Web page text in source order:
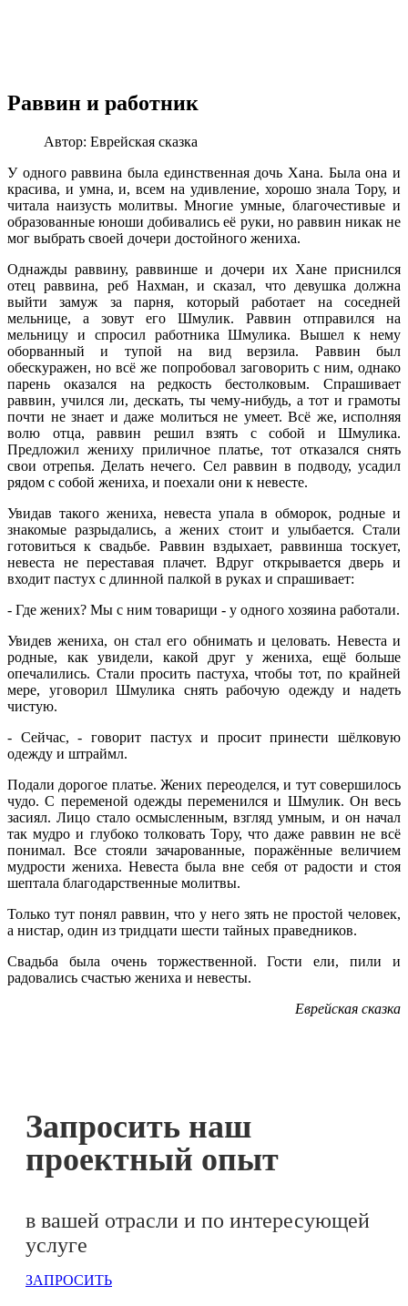
Раввин и работник
Автор: Еврейская сказка
У одного раввина была единственная дочь Хана. Была она и
красива, и умна, и, всем на удивление, хорошо знала Тору, и
читала наизусть молитвы. Многие умные, благочестивые и
образованные юноши добивались её руки, но раввин никак не
мог выбрать своей дочери достойного жениха.
Однажды раввину, раввинше и дочери их Хане приснился
отец раввина, реб Нахман, и сказал, что девушка должна
выйти замуж за парня, который работает на соседней
мельнице, а зовут его Шмулик. Раввин отправился на
мельницу и спросил paботника Шмулика. Вышел к нему
оборванный и тупой на вид верзила. Раввин был
обескуражен, но всё же попробовал заговорить с ним, однако
парень оказался на редкость бестолковым. Спрашивает
раввин, учился ли, дескать, ты чему-нибудь, а тот и грамоты
почти не знает и даже молиться не умеет. Всё же, исполняя
волю отца, раввин решил взять с собой и Шмулика.
Предложил жениху приличное платье, тот отказался снять
свои отрепья. Делать нечего. Сел раввин в подводу, усадил
рядом с собой жениха, и поехали они к невесте.
Увидав такого жениха, невеста упала в обморок, родные и
знакомые разрыдались, а жених стоит и улыбается. Стали
готовиться к свадьбе. Раввин вздыхает, раввинша тоскует,
невеста не переставая плачет. Вдруг открывается дверь и
входит пастух с длинной палкой в руках и спрашивает:
- Где жених? Мы с ним товарищи - у одного хозяина работали.
Увидев жениха, он стал его обнимать и целовать. Невеста и
рoдные, как увидели, какой друг у жениха, ещё больше
опечалились. Стали просить пастуха, чтобы тот, по крайней
мере, уговорил Шмулика снять рабочую одежду и надеть
чистую.
- Сейчас, - говорит пастух и просит принести шёлковую
одежду и штраймл.
Подали дорогое платье. Жених переоделся, и тут совершилось
чудо. С переменой одежды переменился и Шмулик. Он весь
засиял. Лицо стало осмысленным, взгляд умным, и он начал
так мудро и глубоко толковать Тору, что даже раввин не всё
понимал. Все стояли зачарованные, поражённые величием
мудрости жениха. Невеста была вне себя от радости и стоя
шептала благодарственные молитвы.
Только тут понял раввин, что у него зять не простой человек,
а нистар, один из тридцати шести тайных праведников.
Свадьба была очень торжественной. Гости ели, пили и
радовались счастью жениха и невесты.
Еврейская сказка
Запросить наш
проектный опыт
в вашей отрасли и по интересующей
услуге
ЗАПРОСИТЬ